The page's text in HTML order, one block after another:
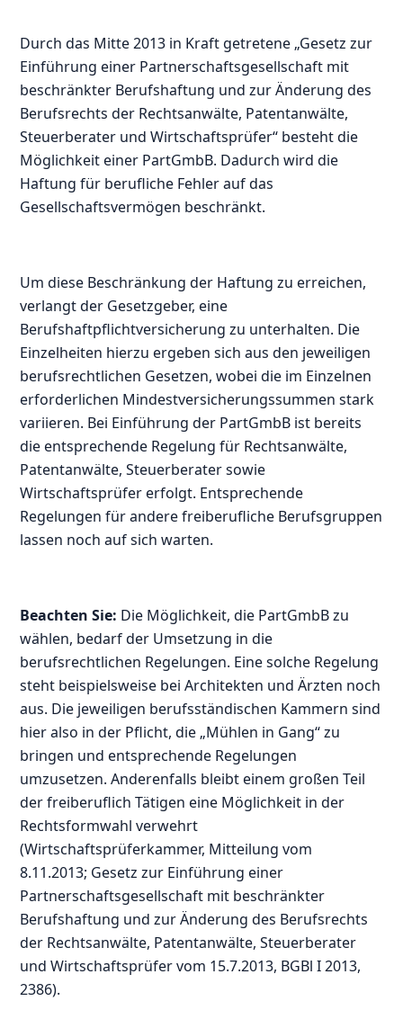
Durch das Mitte 2013 in Kraft getretene „Gesetz zur
Einführung einer Partnerschaftsgesellschaft mit
beschränkter Berufshaftung und zur Änderung des
Berufsrechts der Rechtsanwälte, Patentanwälte,
Steuerberater und Wirtschaftsprüfer“ besteht die
Möglichkeit einer PartGmbB. Dadurch wird die
Haftung für berufliche Fehler auf das
Gesellschaftsvermögen beschränkt.
Um diese Beschränkung der Haftung zu erreichen,
verlangt der Gesetzgeber, eine
Berufshaftpflichtversicherung zu unterhalten. Die
Einzelheiten hierzu ergeben sich aus den jeweiligen
berufsrechtlichen Gesetzen, wobei die im Einzelnen
erforderlichen Mindestversicherungssummen stark
variieren. Bei Einführung der PartGmbB ist bereits
die entsprechende Regelung für Rechtsanwälte,
Patentanwälte, Steuerberater sowie
Wirtschaftsprüfer erfolgt. Entsprechende
Regelungen für andere freiberufliche Berufsgruppen
lassen noch auf sich warten.
Beachten Sie: Die Möglichkeit, die PartGmbB zu
wählen, bedarf der Umsetzung in die
berufsrechtlichen Regelungen. Eine solche Regelung
steht beispielsweise bei Architekten und Ärzten noch
aus. Die jeweiligen berufsständischen Kammern sind
hier also in der Pflicht, die „Mühlen in Gang“ zu
bringen und entsprechende Regelungen
umzusetzen. Anderenfalls bleibt einem großen Teil
der freiberuflich Tätigen eine Möglichkeit in der
Rechtsformwahl verwehrt
(Wirtschaftsprüferkammer, Mitteilung vom
8.11.2013; Gesetz zur Einführung einer
Partnerschaftsgesellschaft mit beschränkter
Berufshaftung und zur Änderung des Berufsrechts
der Rechtsanwälte, Patentanwälte, Steuerberater
und Wirtschaftsprüfer vom 15.7.2013, BGBl I 2013,
2386).